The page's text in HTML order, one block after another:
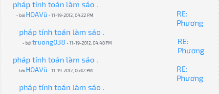
pháp tính toán làm sáo .
- bởi HOAVũ - 11-19-2012, 04:22 PM
RE:
Phương
pháp tính toán làm sáo .
- bởitruong038 - 11-19-2012, 04:48 PM
RE:
Phương
pháp tính toán làm sáo .
- bởi HOAVũ - 11-19-2012, 06:02 PM
RE:
Phương
pháp tính toán làm sáo .